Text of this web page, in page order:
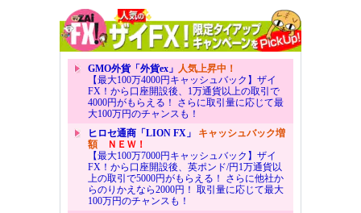
GMO外貨「外貨ex」 人気上昇中！
【最大100万4000円キャッシュバック】ザイ
FX！から口座開設後、1万通貨以上の取引で
4000円がもらえる！ さらに取引量に応じて最
大100万円のチャンスも！
ヒロセ通商「LION FX」 キャッシュバック増
額ＮＥＷ！
【最大100万7000円キャッシュバック】ザイ
FX！から口座開設後、英ポンド/円1万通貨以
上の取引で5000円がもらえる！ さらに他社か
らのりかえなら2000円！ 取引量に応じて最大
100万円のチャンスも！